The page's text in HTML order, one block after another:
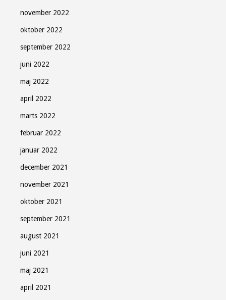
november 2022
oktober 2022
september 2022
juni 2022
maj 2022
april 2022
marts 2022
februar 2022
januar 2022
december 2021
november 2021
oktober 2021
september 2021
august 2021
juni 2021
maj 2021
april 2021